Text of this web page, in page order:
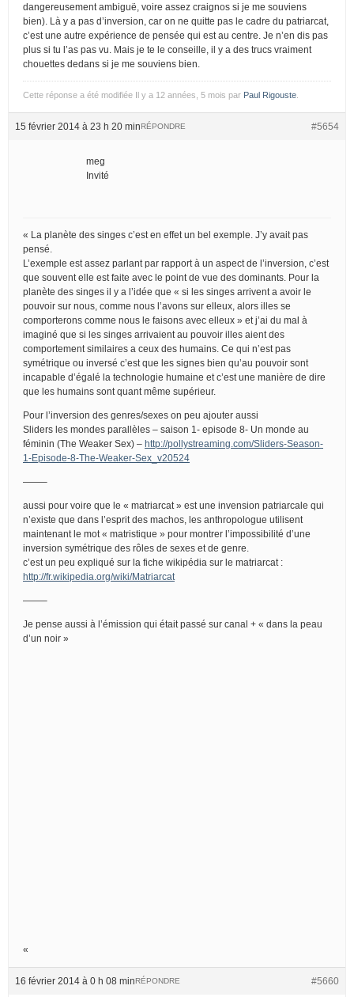
dangereusement ambiguë, voire assez craignos si je me souviens
bien). Là y a pas d’inversion, car on ne quitte pas le cadre du patriarcat,
c’est une autre expérience de pensée qui est au centre. Je n’en dis pas
plus si tu l’as pas vu. Mais je te le conseille, il y a des trucs vraiment
chouettes dedans si je me souviens bien.
Cette réponse a été modifiée Il y a 12 années, 5 mois par Paul Rigouste
15 février 2014 à 23 h 20 min #5654
RÉPONDRE
meg
Invité
« La planète des singes c’est en effet un bel exemple. J’y avait pas
pensé.
L’exemple est assez parlant par rapport à un aspect de l’inversion, c’est
que souvent elle est faite avec le point de vue des dominants. Pour la
planète des singes il y a l’idée que « si les singes arrivent a avoir le
pouvoir sur nous, comme nous l’avons sur elleux, alors illes se
comporterons comme nous le faisons avec elleux » et j’ai du mal à
imaginé que si les singes arrivaient au pouvoir illes aient des
comportement similaires a ceux des humains. Ce qui n’est pas
symétrique ou inversé c’est que les signes bien qu’au pouvoir sont
incapable d’égalé la technologie humaine et c’est une manière de dire
que les humains sont quant même supérieur.
Pour l’inversion des genres/sexes on peu ajouter aussi
Sliders les mondes parallèles – saison 1- episode 8- Un monde au
féminin (The Weaker Sex) – http://pollystreaming.com/Sliders-Season-
1-Episode-8-The-Weaker-Sex_v20524
——–
aussi pour voire que le « matriarcat » est une invension patriarcale qui
n’existe que dans l’esprit des machos, les anthropologue utilisent
maintenant le mot « matristique » pour montrer l’impossibilité d’une
inversion symétrique des rôles de sexes et de genre.
c’est un peu expliqué sur la fiche wikipédia sur le matriarcat :
http://fr.wikipedia.org/wiki/Matriarcat
——–
Je pense aussi à l’émission qui était passé sur canal + « dans la peau
d’un noir »
«
16 février 2014 à 0 h 08 min #5660
RÉPONDRE